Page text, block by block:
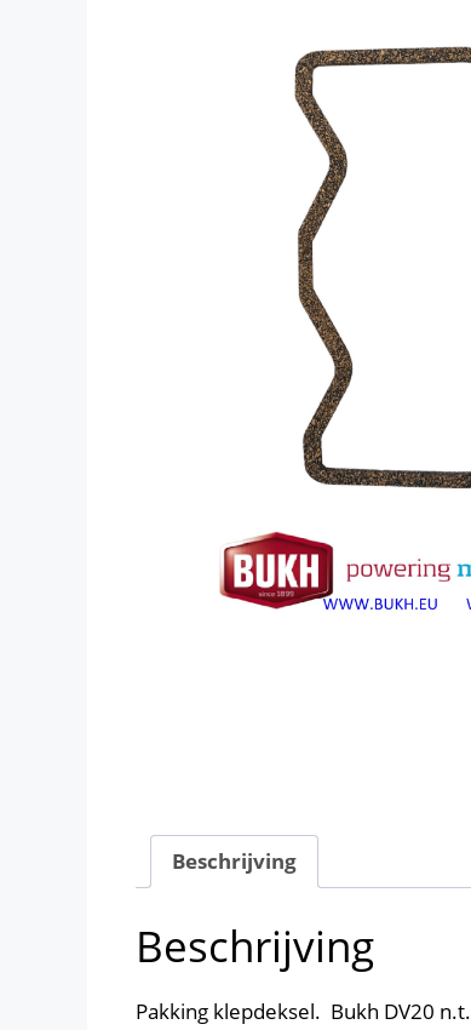
Beschrijving
Beschrijving
Pakking klepdeksel. Bukh DV20 n.t.